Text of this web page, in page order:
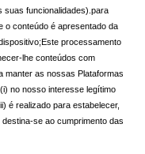
suas funcionalidades).para
o conteúdo é apresentado da
processamento
lhe conteúdos com
manter as nossas Plataformas
no nosso interesse legítimo
é realizado para estabelecer,
se ao cumprimento das